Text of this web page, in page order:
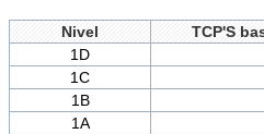
Nivel
TCP'S
1D
1C
1B
1A